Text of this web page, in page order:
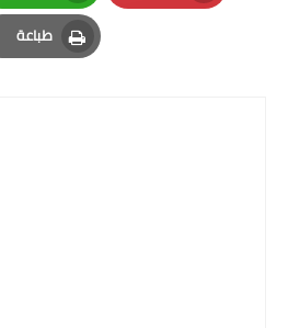
Pinterest
Whatsapp
طباعة
Print